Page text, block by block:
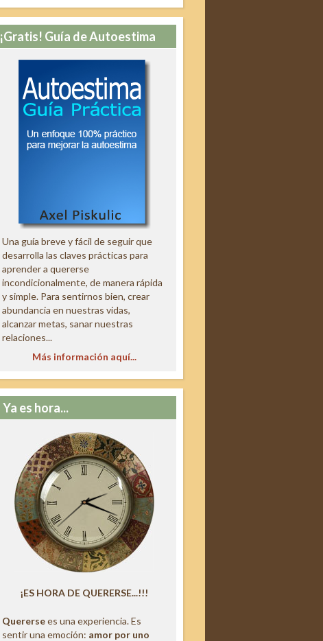
¡Gratis! Guía de Autoestima
Una guía breve y fácil de seguir que
desarrolla las claves prácticas para
aprender a quererse
incondicionalmente, de manera rápida
y simple. Para sentirnos bien, crear
abundancia en nuestras vidas,
alcanzar metas, sanar nuestras
relaciones...
Más información aquí...
Ya es hora...
¡ES HORA DE QUERERSE...!!!
Querersees una experiencia. Es
sentir una emoción: amor por uno